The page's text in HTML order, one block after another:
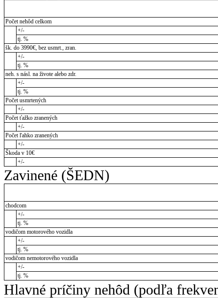
Počet nehôd celkom
+/-
tj. %
šk. do 3990€, bez usmrt., zran.
+/-
tj. %
neh. s násl. na živote alebo zdr.
+/-
tj. %
Počet usmrtených
+/-
Počet ťažko zranených
+/-
Počet ľahko zranených
+/-
Škoda v 10€
+/-
Zavinené (ŠEDN)
chodcom
+/-
tj. %
vodičom motorového vozidla
+/-
tj. %
vodičom nemotorového vozidla
+/-
tj. %
Hlavné príčiny nehôd (podľa